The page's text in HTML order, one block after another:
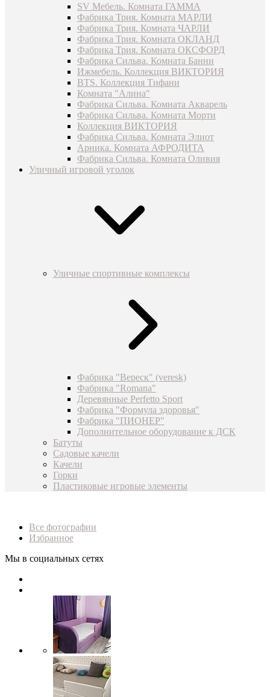
SV Мебель. Комната ГАММА
Фабрика Трия. Комната МАРЛИ
Фабрика Трия. Комната ЧАРЛИ
Фабрика Трия. Комната ОКЛАНД
Фабрика Трия. Комната ОКСФОРД
Фабрика Сильва. Комната Банни
Ижмебель. Коллекция ВИКТОРИЯ
BTS. Коллекция Тифани
Комната "Алина"
Фабрика Сильва. Комната Акварель
Фабрика Сильва. Комната Морти
Коллекция ВИКТОРИЯ
Фабрика Сильва. Комната Элиот
Арника. Комната АФРОДИТА
Фабрика Сильва. Комната Оливия
Уличный игровой уголок
Уличные спортивные комплексы
Фабрика "Вереск" (veresk)
Фабрика "Romana"
Деревянные Perfetto Sport
Фабрика "Формула здоровья"
Фабрика "ПИОНЕР"
Дополнительное оборудование к ДСК
Батуты
Садовые качели
Качели
Горки
Пластиковые игровые элементы
Все фотографии
Избранное
Мы в социальных сетях